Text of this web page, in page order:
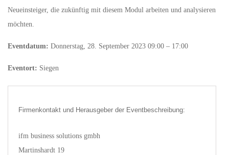
Neueinsteiger, die zukünftig mit diesem Modul arbeiten und analysieren
möchten.
Eventdatum: Donnerstag, 28. September 2023 09:00 – 17:00
Eventort: Siegen
Firmenkontakt und Herausgeber der Eventbeschreibung:
ifm business solutions gmbh
Martinshardt 19